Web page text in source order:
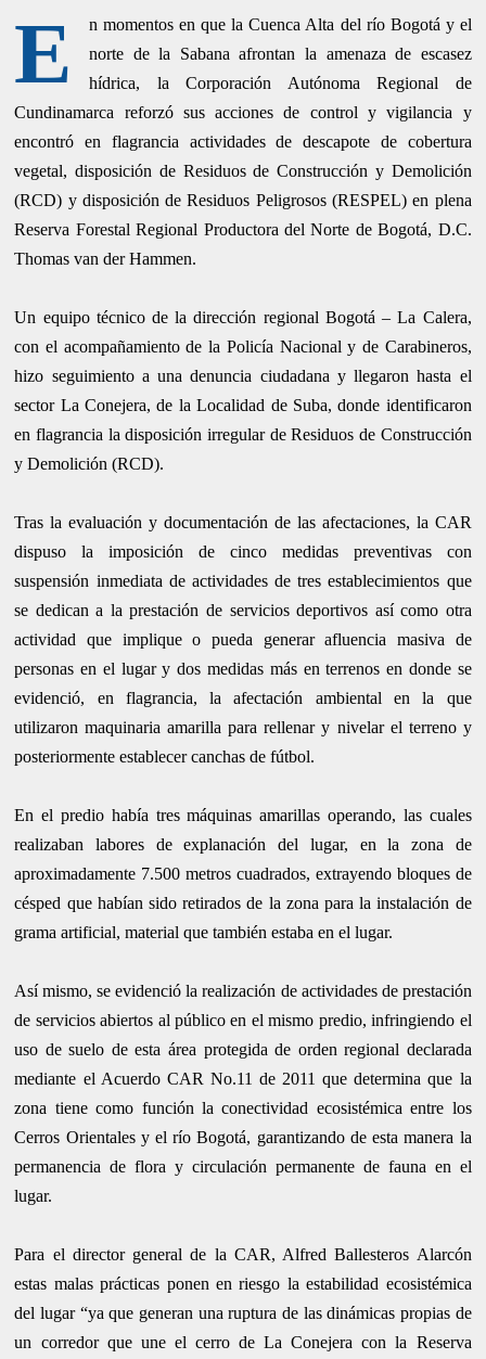
E
n momentos en que la Cuenca Alta del río Bogotá y el
norte de la Sabana afrontan la amenaza de escasez
hídrica, la Corporación Autónoma Regional de
Cundinamarca reforzó sus acciones de control y vigilancia y
encontró en flagrancia actividades de descapote de cobertura
vegetal, disposición de Residuos de Construcción y Demolición
(RCD) y disposición de Residuos Peligrosos (RESPEL) en plena
Reserva Forestal Regional Productora del Norte de Bogotá, D.C.
Thomas van der Hammen.
Un equipo técnico de la dirección regional Bogotá – La Calera,
con el acompañamiento de la Policía Nacional y de Carabineros,
hizo seguimiento a una denuncia ciudadana y llegaron hasta el
sector La Conejera, de la Localidad de Suba, donde identificaron
en flagrancia la disposición irregular de Residuos de Construcción
y Demolición (RCD).
Tras la evaluación y documentación de las afectaciones, la CAR
dispuso la imposición de cinco medidas preventivas con
suspensión inmediata de actividades de tres establecimientos que
se dedican a la prestación de servicios deportivos así como otra
actividad que implique o pueda generar afluencia masiva de
personas en el lugar y dos medidas más en terrenos en donde se
evidenció, en flagrancia, la afectación ambiental en la que
utilizaron maquinaria amarilla para rellenar y nivelar el terreno y
posteriormente establecer canchas de fútbol.
En el predio había tres máquinas amarillas operando, las cuales
realizaban labores de explanación del lugar, en la zona de
aproximadamente 7.500 metros cuadrados, extrayendo bloques de
césped que habían sido retirados de la zona para la instalación de
grama artificial, material que también estaba en el lugar.
Así mismo, se evidenció la realización de actividades de prestación
de servicios abiertos al público en el mismo predio, infringiendo el
uso de suelo de esta área protegida de orden regional declarada
mediante el Acuerdo CAR No.11 de 2011 que determina que la
zona tiene como función la conectividad ecosistémica entre los
Cerros Orientales y el río Bogotá, garantizando de esta manera la
permanencia de flora y circulación permanente de fauna en el
lugar.
Para el director general de la CAR, Alfred Ballesteros Alarcón
estas malas prácticas ponen en riesgo la estabilidad ecosistémica
del lugar “ya que generan una ruptura de las dinámicas propias de
un corredor que une el cerro de La Conejera con la Reserva